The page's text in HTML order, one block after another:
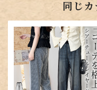
同じ